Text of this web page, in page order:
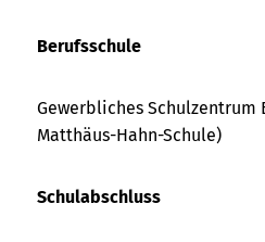
Berufsschule
Gewerbliches
Matthäus-Hahn-Schule)
Schulabschluss